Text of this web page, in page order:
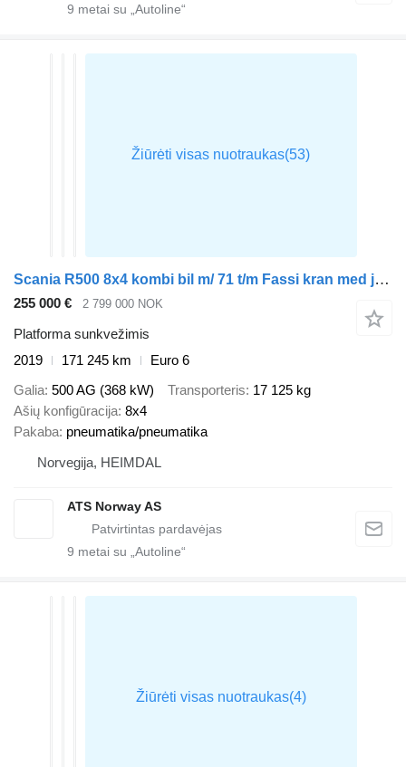
9 metai su „Autoline“
Scania R500 8x4 kombi bil m/ 71 t/m Fassi kran med jibb/winsj
255 000 € 2 799 000 NOK
Platforma sunkvežimis
2019
171 245 km
Euro 6
Galia 500 AG (368 kW) Transporteris 17 125 kg
Ašių konfigūracija 8x4
Pakaba pneumatika/pneumatika
Norvegija, HEIMDAL
ATS Norway AS
9 metai su „Autoline“